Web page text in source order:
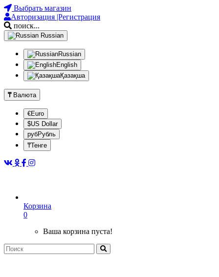
Выбрать магазин
Авторизация |Регистрация
поиск...
Russian
Russian
English
Қазақша
₸ Валюта
€Euro
$US Dollar
рубРубль
₸Тенге
Корзина
0
Ваша корзина пуста!